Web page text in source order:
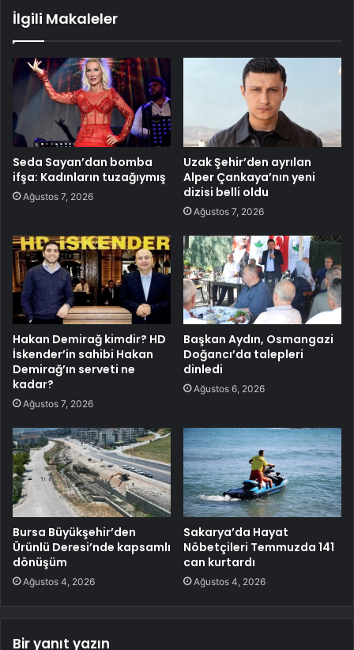
İlgili Makaleler
Seda Sayan’dan bomba
ifşa: Kadınların tuzağıymış
Ağustos 7, 2026
Uzak Şehir’den ayrılan
Alper Çankaya’nın yeni
dizisi belli oldu
Ağustos 7, 2026
Hakan Demirağ kimdir? HD
İskender’in sahibi Hakan
Demirağ’ın serveti ne
kadar?
Ağustos 7, 2026
Başkan Aydın, Osmangazi
Doğancı’da talepleri
dinledi
Ağustos 6, 2026
Bursa Büyükşehir’den
Ürünlü Deresi’nde kapsamlı
dönüşüm
Ağustos 4, 2026
Sakarya’da Hayat
Nöbetçileri Temmuzda 141
can kurtardı
Ağustos 4, 2026
Bir yanıt yazın